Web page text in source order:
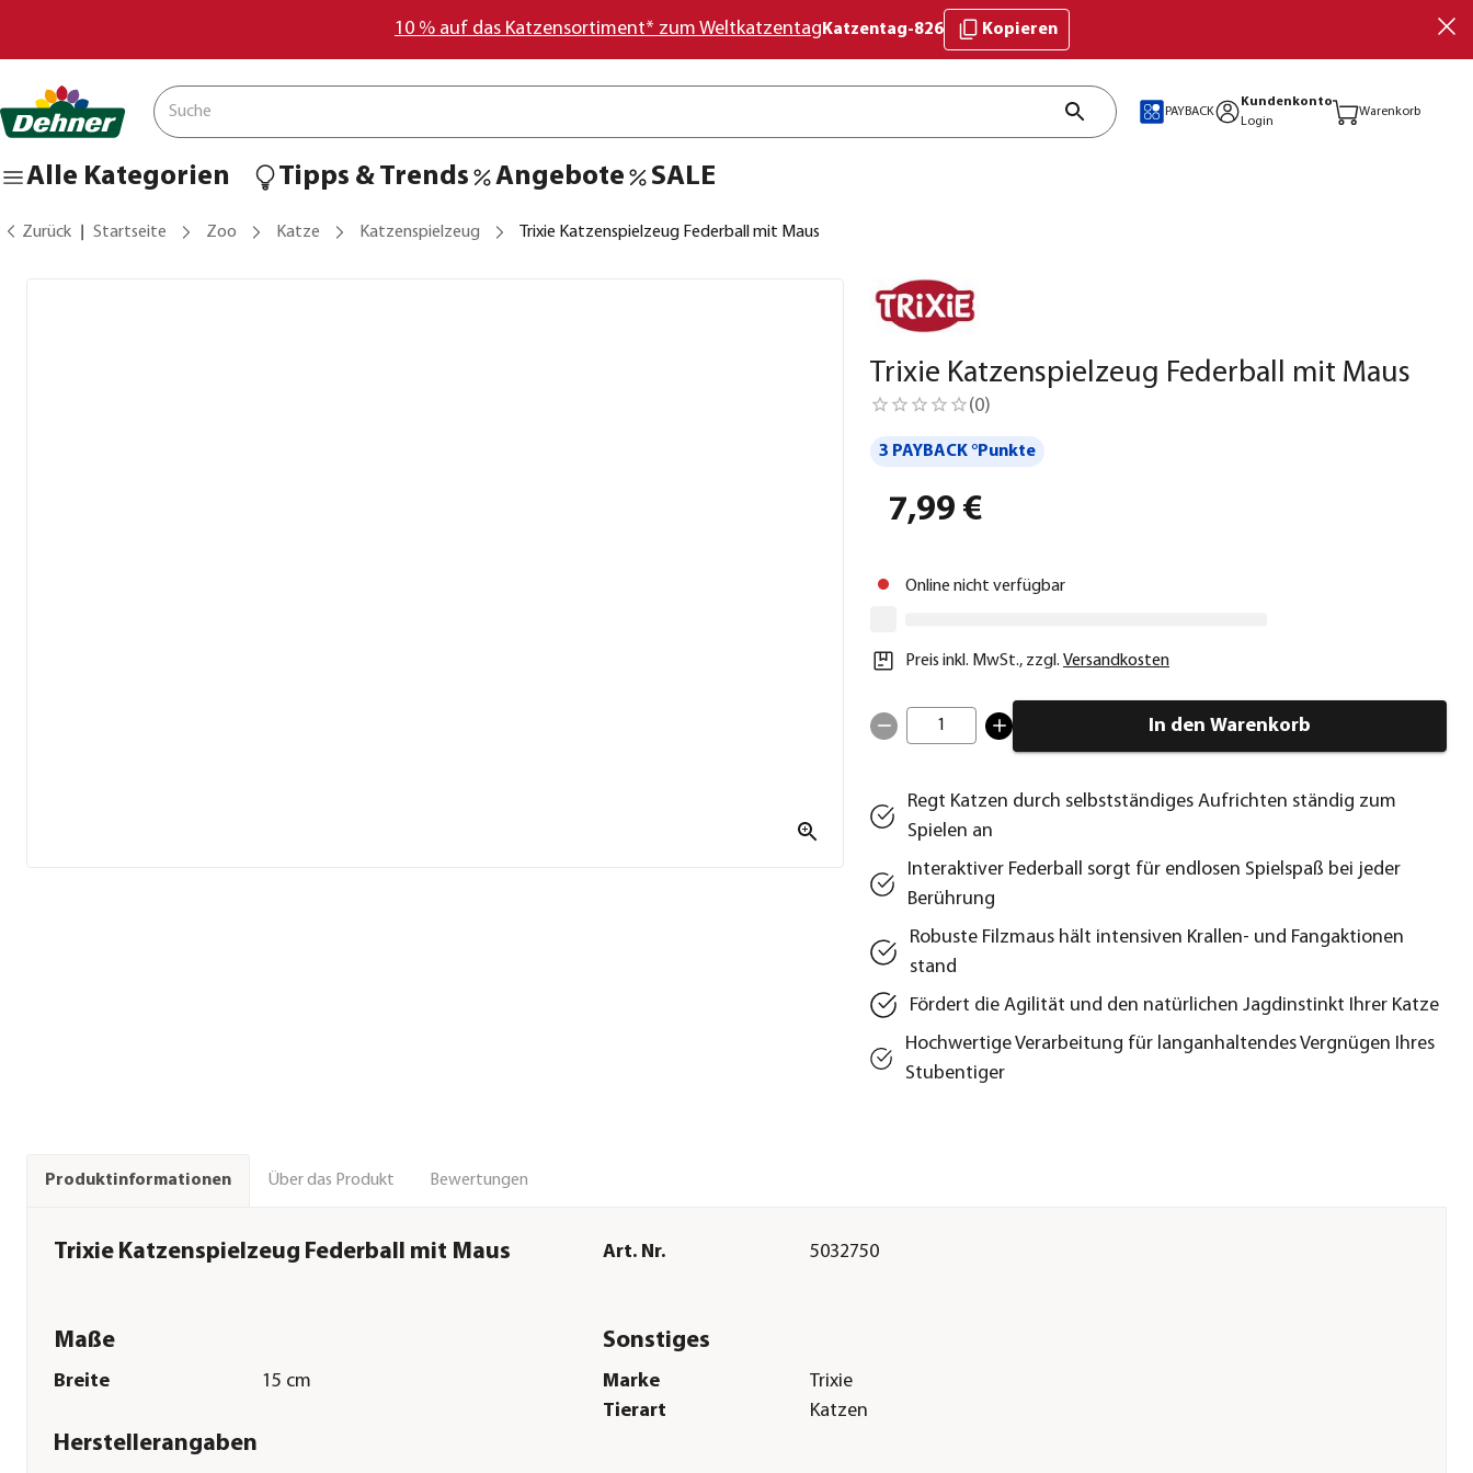
10 % auf das Katzensortiment* zum Weltkatzentag Katzentag-826 Kopieren
PAYBACK
Kundenkonto
Login
Warenkorb
Alle Kategorien Tipps & Trends Angebote SALE
Zurück Startseite Zoo Katze Katzenspielzeug Trixie Katzenspielzeug Federball mit Maus
Trixie Katzenspielzeug Federball mit Maus
(0)
3 PAYBACK °Punkte
7,99 €
Online nicht verfügbar
Preis inkl. MwSt., zzgl. Versandkosten
1 In den Warenkorb
Regt Katzen durch selbstständiges Aufrichten ständig zum
Spielen an
Interaktiver Federball sorgt für endlosen Spielspaß bei jeder
Berührung
Robuste Filzmaus hält intensiven Krallen- und Fangaktionen
stand
Fördert die Agilität und den natürlichen Jagdinstinkt Ihrer Katze
Hochwertige Verarbeitung für langanhaltendes Vergnügen Ihres
Stubentiger
Produktinformationen Über das Produkt Bewertungen
Trixie Katzenspielzeug Federball mit Maus Art. Nr. 5032750
Maße
Breite 15 cm
Sonstiges
Marke
Trixie
Tierart
Katzen
Herstellerangaben